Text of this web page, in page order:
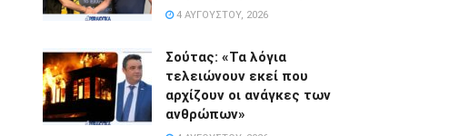
4 ΑΥΓΟΎΣΤΟΥ, 2026
Σούτας: «Τα λόγια
τελειώνουν εκεί που
αρχίζουν οι ανάγκες των
ανθρώπων»